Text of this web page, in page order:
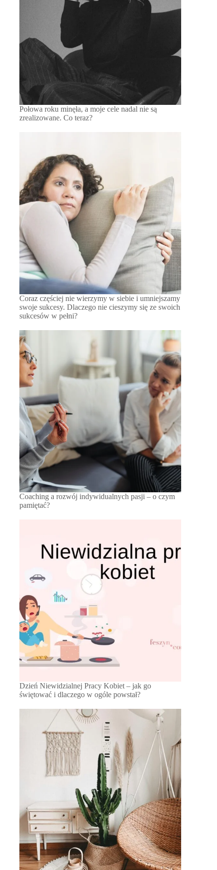
Połowa roku minęła, a moje cele nadal nie są
zrealizowane. Co teraz?
Coraz częściej nie wierzymy w siebie i umniejszamy
swoje sukcesy. Dlaczego nie cieszymy się ze swoich
sukcesów w pełni?
Coaching a rozwój indywidualnych pasji – o czym
pamiętać?
Dzień Niewidzialnej Pracy Kobiet – jak go
świętować i dlaczego w ogóle powstał?